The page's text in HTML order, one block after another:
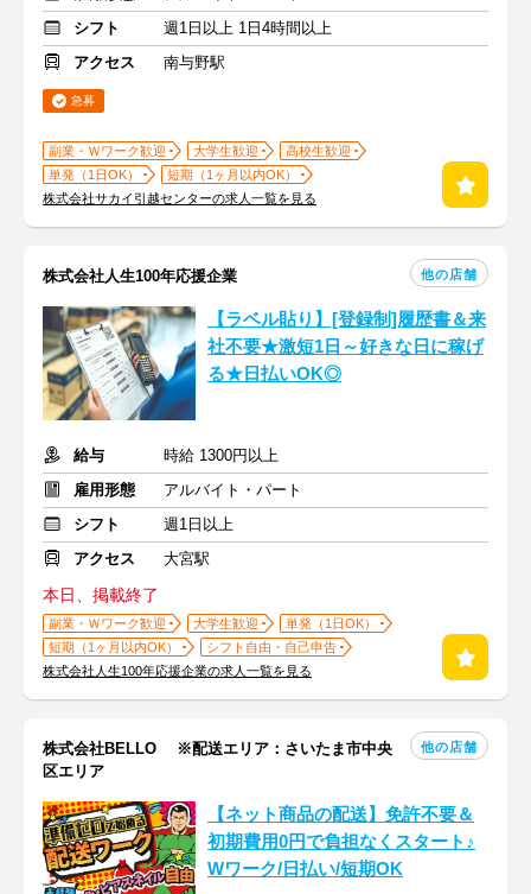
シフト
週1日以上 1日4時間以上
アクセス
南与野駅
急募
副業・Ｗワーク歓迎 大学生歓迎
高校生歓迎
単発（1日OK）
短期（1ヶ月以内OK）
株式会社サカイ引越センターの求人一覧を見る
株式会社人生100年応援企業 他の店舗
【ラベル貼り】[登録制]履歴書＆来
社不要★激短1日～好きな日に稼げ
る★日払いOK◎
給与
時給 1300円以上
雇用形態
アルバイト・パート
シフト
週1日以上
アクセス
大宮駅
本日、掲載終了
副業・Ｗワーク歓迎 大学生歓迎
単発（1日OK）
短期（1ヶ月以内OK）
シフト自由・自己申告
株式会社人生100年応援企業の求人一覧を見る
株式会社BELLO ※配送エリア：さいたま市中央
区エリア
他の店舗
【ネット商品の配送】免許不要＆
初期費用0円で負担なくスタート♪
Wワーク/日払い/短期OK